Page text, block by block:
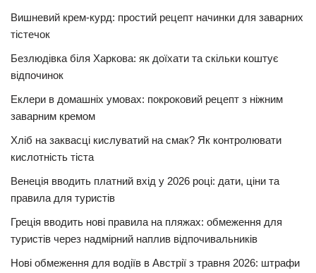
Вишневий крем-курд: простий рецепт начинки для заварних
тістечок
Безлюдівка біля Харкова: як доїхати та скільки коштує
відпочинок
Еклери в домашніх умовах: покроковий рецепт з ніжним
заварним кремом
Хліб на заквасці кислуватий на смак? Як контролювати
кислотність тіста
Венеція вводить платний вхід у 2026 році: дати, ціни та
правила для туристів
Греція вводить нові правила на пляжах: обмеження для
туристів через надмірний наплив відпочивальників
Нові обмеження для водіїв в Австрії з травня 2026: штрафи